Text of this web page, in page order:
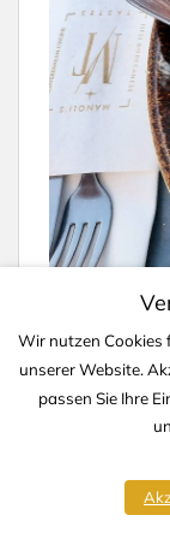
Wir nutzen Cookies
unserer Website.
passen Sie Ihre